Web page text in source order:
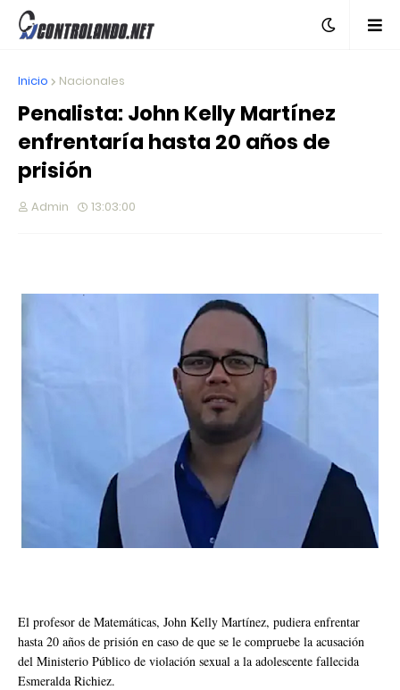
Inicio Nacionales
Penalista: John Kelly Martínez
enfrentaría hasta 20 años de
prisión
Admin 13:03:00
El profesor de Matemáticas, John Kelly Martínez, pudiera enfrentar
hasta 20 años de prisión en caso de que se le compruebe la acusación
del Ministerio Público de violación sexual a la adolescente fallecida
Esmeralda Richiez.